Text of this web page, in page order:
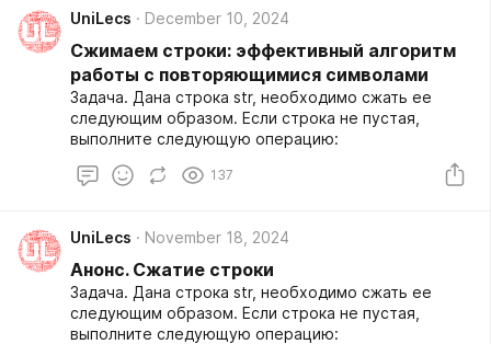
UniLecs December 10, 2024
Сжимаем строки: эффективный алгоритм
работы с повторяющимися символами
Задача. Дана строка str, необходимо сжать ее
следующим образом. Если строка не пустая,
выполните следующую операцию:
137
UniLecs November 18, 2024
Анонс. Сжатие строки
Задача. Дана строка str, необходимо сжать ее
следующим образом. Если строка не пустая,
выполните следующую операцию: